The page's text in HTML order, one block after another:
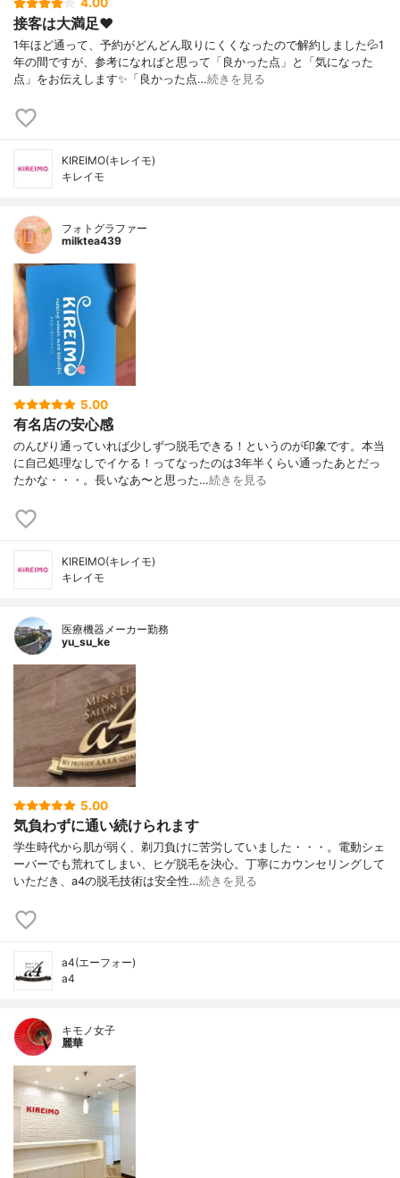
4.00
接客は大満足❤️
1年ほど通って、予約がどんどん取りにくくなったので解約しました💦1
年の間ですが、参考になればと思って「良かった点」と「気になった
点」をお伝えします✨「良かった点…続きを見る
KIREIMO(キレイモ)
キレイモ
フォトグラファー
milktea439
5.00
有名店の安心感
のんびり通っていれば少しずつ脱毛できる！というのが印象です。本当
に自己処理なしでイケる！ってなったのは3年半くらい通ったあとだっ
たかな・・・。長いなあ〜と思った…続きを見る
KIREIMO(キレイモ)
キレイモ
医療機器メーカー勤務
yu_su_ke
5.00
気負わずに通い続けられます
学生時代から肌が弱く、剃刀負けに苦労していました・・・。電動シェ
ーバーでも荒れてしまい、ヒゲ脱毛を決心。丁寧にカウンセリングして
いただき、a4の脱毛技術は安全性…続きを見る
a4(エーフォー)
a4
キモノ女子
麗華